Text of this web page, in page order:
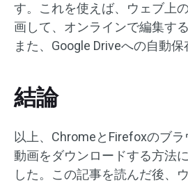
す。これを使えば、ウェブ上
画して、オンラインで編集す
また、Google Driveへの自動保
結論
以上、ChromeとFirefoxのブ
動画をダウンロードする方法
した。この記事を読んだ後、